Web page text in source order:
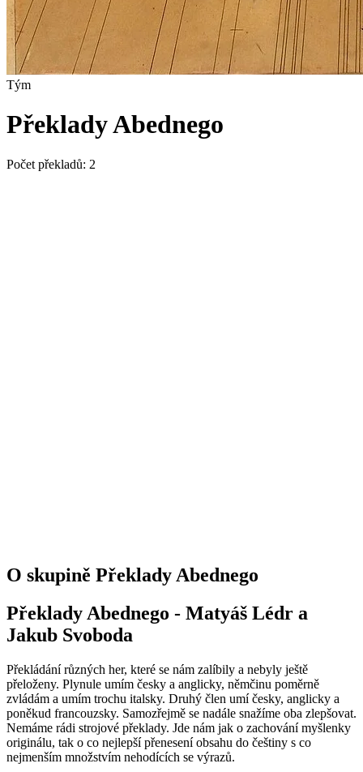
Tým
Překlady Abednego
Počet překladů: 2
O skupině Překlady Abednego
Překlady Abednego - Matyáš Lédr a
Jakub Svoboda
Překládání různých her, které se nám zalíbily a nebyly ještě
přeloženy. Plynule umím česky a anglicky, němčinu poměrně
zvládám a umím trochu italsky. Druhý člen umí česky, anglicky a
poněkud francouzsky. Samozřejmě se nadále snažíme oba zlepšovat.
Nemáme rádi strojové překlady. Jde nám jak o zachování myšlenky
originálu, tak o co nejlepší přenesení obsahu do češtiny s co
nejmenším množstvím nehodících se výrazů.